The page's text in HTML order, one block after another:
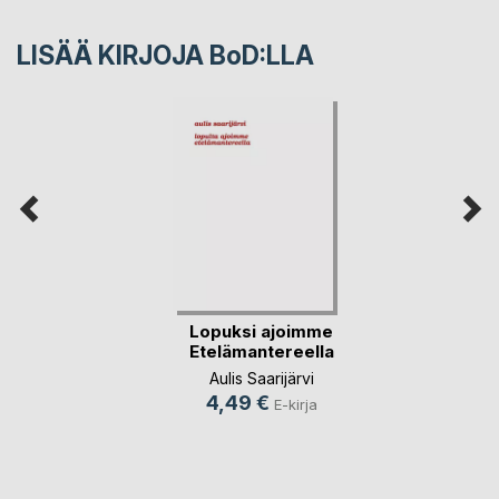
LISÄÄ KIRJOJA BoD:LLA
Lopuksi ajoimme
Etelämantereella
Aulis Saarijärvi
4,49 € E-kirja